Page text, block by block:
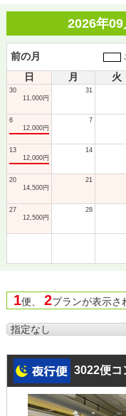
2026年
前の月
日
月 火
30
11,000円
31
6
12,000円
7
13
12,000円
14
20
14,500円
21
27
12,500円
28
1便、 2プランが表示さ
3022便コ